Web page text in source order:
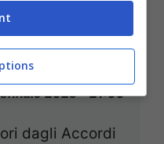
un
Subito in
2025 - 21:00
dagli Accordi